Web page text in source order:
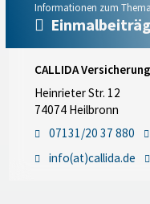
Informationen zum Thema
CALLIDA
Heinrieter Str. 12
74074 Heilbronn
07131/20 37 880
info(at)callida.de